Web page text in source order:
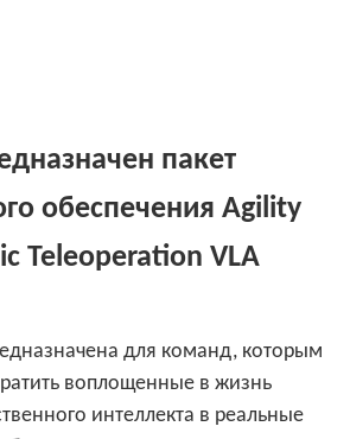
пакет
обеспечения Agility
Teleoperation VLA
для команд, которым
воплощенные в жизнь
интеллекта в реальные